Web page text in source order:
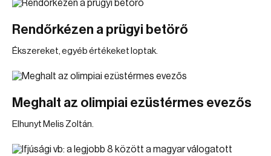
Rendőrkézen a prügyi betörő
Ékszereket, egyéb értékeket loptak.
Meghalt az olimpiai ezüstérmes evezős
Elhunyt Melis Zoltán.